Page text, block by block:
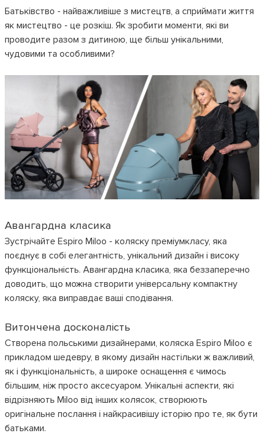
Батьківство - найважливіше з мистецтв, а сприймати життя
як мистецтво - це розкіш. Як зробити моменти, які ви
проводите разом з дитиною, ще більш унікальними,
чудовими та особливими?
Авангардна класика
Зустрічайте Espiro Miloo - коляску преміумкласу, яка
поєднує в собі елегантність, унікальний дизайн і високу
функціональність. Авангардна класика, яка беззаперечно
доводить, що можна створити універсальну компактну
коляску, яка виправдає ваші сподівання.
Витончена досконалість
Створена польськими дизайнерами, коляска Espiro Miloo є
прикладом шедевру, в якому дизайн настільки ж важливий,
як і функціональність, а широке оснащення є чимось
більшим, ніж просто аксесуаром. Унікальні аспекти, які
відрізняють Miloo від інших колясок, створюють
оригінальне послання і найкрасивішу історію про те, як бути
батьками.